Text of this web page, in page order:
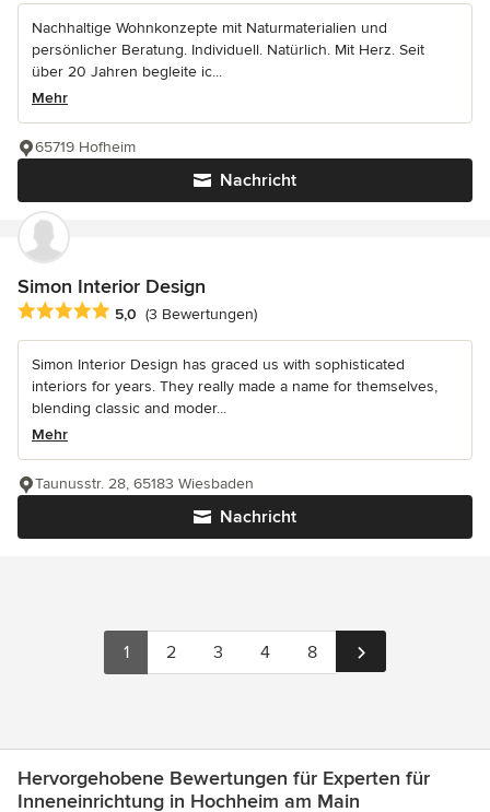
Nachhaltige Wohnkonzepte mit Naturmaterialien und
persönlicher Beratung. Individuell. Natürlich. Mit Herz. Seit
über 20 Jahren begleite ic...
Mehr
Nachricht
65719 Hofheim
Simon Interior Design
Durchschnittliche Bewertung: 5 von 5 Sternen
5,0 (3 Bewertungen)
Simon Interior Design has graced us with sophisticated
interiors for years. They really made a name for themselves,
blending classic and moder...
Mehr
Nachricht
Taunusstr. 28, 65183 Wiesbaden
1 2 3 4 8
Hervorgehobene Bewertungen für Experten für
Inneneinrichtung in Hochheim am Main